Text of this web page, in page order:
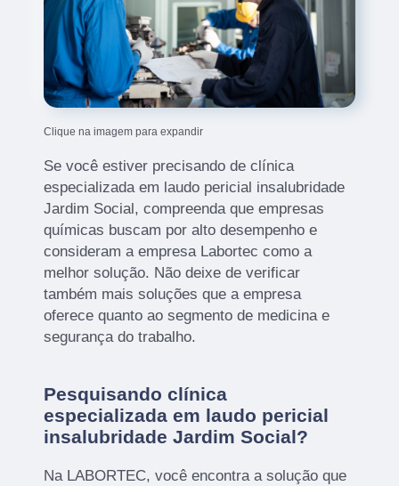
Clique na imagem para expandir
Se você estiver precisando de clínica
especializada em laudo pericial insalubridade
Jardim Social, compreenda que empresas
químicas buscam por alto desempenho e
consideram a empresa Labortec como a
melhor solução. Não deixe de verificar
também mais soluções que a empresa
oferece quanto ao segmento de medicina e
segurança do trabalho.
Pesquisando clínica
especializada em laudo pericial
insalubridade Jardim Social?
Na LABORTEC, você encontra a solução que